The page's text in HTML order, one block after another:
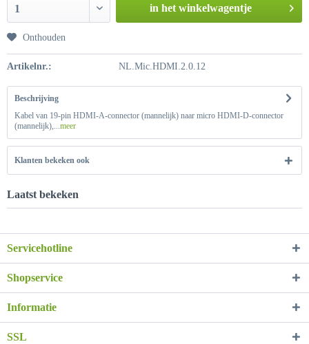
1 in het winkelwagentje
Onthouden
Artikelnr.: NL.Mic.HDMI.2.0.12
Beschrijving
Kabel van 19-pin HDMI-A-connector (mannelijk) naar micro HDMI-D-connector
(mannelijk),... meer
Klanten bekeken ook
Laatst bekeken
Servicehotline
Shopservice
Informatie
SSL